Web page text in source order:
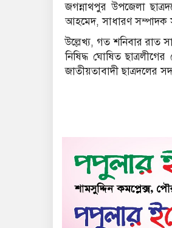
জগন্নাথপুর উপজেলা
আহমেদ, সাধারণ সম্পাদক
উল্লেখ্য, গত শনিবার রাত
নিষিদ্ধ ঘোষিত
জাতীয়তাবাদী ছাত্রদলের